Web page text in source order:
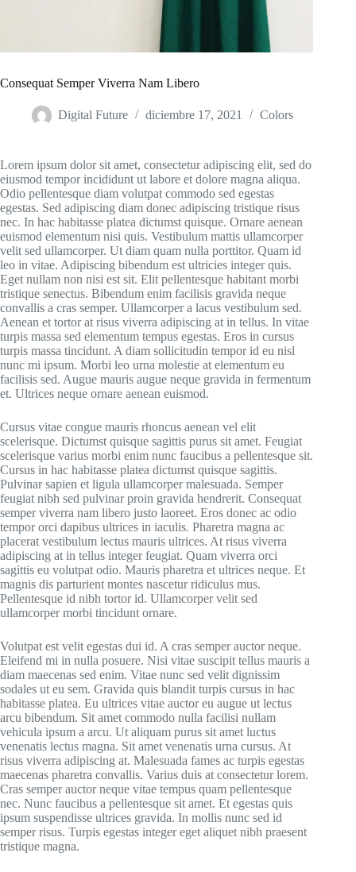
Consequat Semper Viverra Nam Libero
Digital Future diciembre 17, 2021 Colors
Lorem ipsum dolor sit amet, consectetur adipiscing elit, sed do
eiusmod tempor incididunt ut labore et dolore magna aliqua.
Odio pellentesque diam volutpat commodo sed egestas
egestas. Sed adipiscing diam donec adipiscing tristique risus
nec. In hac habitasse platea dictumst quisque. Ornare aenean
euismod elementum nisi quis. Vestibulum mattis ullamcorper
velit sed ullamcorper. Ut diam quam nulla porttitor. Quam id
leo in vitae. Adipiscing bibendum est ultricies integer quis.
Eget nullam non nisi est sit. Elit pellentesque habitant morbi
tristique senectus. Bibendum enim facilisis gravida neque
convallis a cras semper. Ullamcorper a lacus vestibulum sed.
Aenean et tortor at risus viverra adipiscing at in tellus. In vitae
turpis massa sed elementum tempus egestas. Eros in cursus
turpis massa tincidunt. A diam sollicitudin tempor id eu nisl
nunc mi ipsum. Morbi leo urna molestie at elementum eu
facilisis sed. Augue mauris augue neque gravida in fermentum
et. Ultrices neque ornare aenean euismod.
Cursus vitae congue mauris rhoncus aenean vel elit
scelerisque. Dictumst quisque sagittis purus sit amet. Feugiat
scelerisque varius morbi enim nunc faucibus a pellentesque sit.
Cursus in hac habitasse platea dictumst quisque sagittis.
Pulvinar sapien et ligula ullamcorper malesuada. Semper
feugiat nibh sed pulvinar proin gravida hendrerit. Consequat
semper viverra nam libero justo laoreet. Eros donec ac odio
tempor orci dapibus ultrices in iaculis. Pharetra magna ac
placerat vestibulum lectus mauris ultrices. At risus viverra
adipiscing at in tellus integer feugiat. Quam viverra orci
sagittis eu volutpat odio. Mauris pharetra et ultrices neque. Et
magnis dis parturient montes nascetur ridiculus mus.
Pellentesque id nibh tortor id. Ullamcorper velit sed
ullamcorper morbi tincidunt ornare.
Volutpat est velit egestas dui id. A cras semper auctor neque.
Eleifend mi in nulla posuere. Nisi vitae suscipit tellus mauris a
diam maecenas sed enim. Vitae nunc sed velit dignissim
sodales ut eu sem. Gravida quis blandit turpis cursus in hac
habitasse platea. Eu ultrices vitae auctor eu augue ut lectus
arcu bibendum. Sit amet commodo nulla facilisi nullam
vehicula ipsum a arcu. Ut aliquam purus sit amet luctus
venenatis lectus magna. Sit amet venenatis urna cursus. At
risus viverra adipiscing at. Malesuada fames ac turpis egestas
maecenas pharetra convallis. Varius duis at consectetur lorem.
Cras semper auctor neque vitae tempus quam pellentesque
nec. Nunc faucibus a pellentesque sit amet. Et egestas quis
ipsum suspendisse ultrices gravida. In mollis nunc sed id
semper risus. Turpis egestas integer eget aliquet nibh praesent
tristique magna.